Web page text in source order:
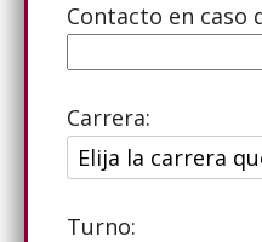
Contacto en caso
Carrera:
Turno: